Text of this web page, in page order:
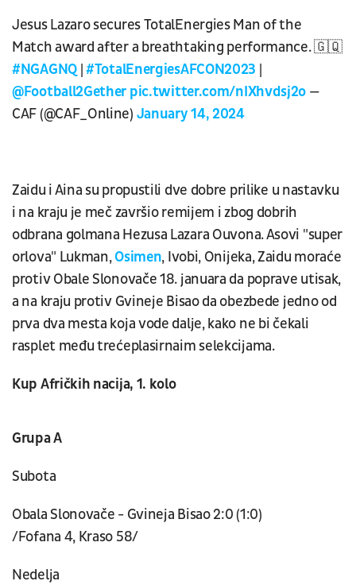
Jesus Lazaro secures TotalEnergies Man of the
Match award after a breathtaking performance. 🇬🇶
#NGAGNQ|#TotalEnergiesAFCON2023 |
@Football2Gether pic.twitter.com/nIXhvdsj2o —
CAF (@CAF_Online) January 14, 2024
Zaidu i Aina su propustili dve dobre prilike u nastavku
i na kraju je meč završio remijem i zbog dobrih
odbrana golmana Hezusa Lazara Ouvona. Asovi "super
orlova" Lukman,Osimen, Ivobi, Onijeka, Zaidu moraće
protiv Obale Slonovače 18. januara da poprave utisak,
a na kraju protiv Gvineje Bisao da obezbede jedno od
prva dva mesta koja vode dalje, kako ne bi čekali
rasplet među trećeplasirnaim selekcijama.
Kup Afričkih nacija, 1. kolo
Grupa A
Subota
Obala Slonovače - Gvineja Bisao 2:0 (1:0)
/Fofana 4, Kraso 58/
Nedelja